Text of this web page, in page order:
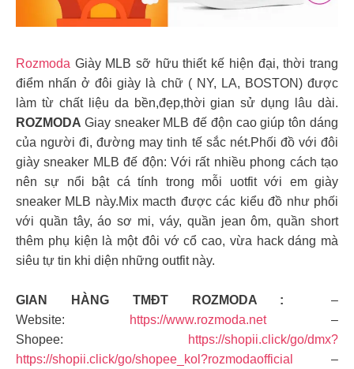
Rozmoda Giày MLB sỡ hữu thiết kế hiện đại, thời trang
điểm nhấn ở đôi giày là chữ ( NY, LA, BOSTON) được
làm từ chất liệu da bền,đẹp,thời gian sử dụng lâu dài.
ROZMODA Giay sneaker MLB đế độn cao giúp tôn dáng
của người đi, đường may tinh tế sắc nét.Phối đồ với đôi
giày sneaker MLB đế độn: Với rất nhiều phong cách tạo
nên sự nổi bật cá tính trong mỗi uotfit với em giày
sneaker MLB này.Mix macth được các kiểu đồ như phối
với quần tây, áo sơ mi, váy, quần jean ôm, quần short
thêm phụ kiện là một đôi vớ cổ cao, vừa hack dáng mà
siêu tự tin khi diện những outfit này.
GIAN HÀNG TMĐT ROZMODA :
–
Website:
https://www.rozmoda.net–
Shopee:
https://shopii.click/go/dmx?
https://shopii.click/go/shopee_kol?rozmodaofficial
–